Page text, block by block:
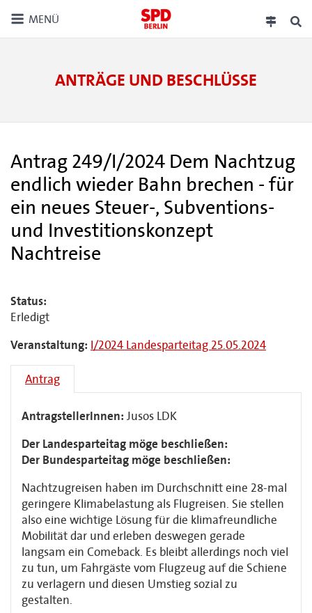
MENÜ
ANTRÄGE UND BESCHLÜSSE
Antrag 249/I/2024 Dem Nachtzug
endlich wieder Bahn brechen - für
ein neues Steuer-, Subventions-
und Investitionskonzept
Nachtreise
Status:
Erledigt
Veranstaltung: I/2024 Landesparteitag 25.05.2024
Antrag
AntragstellerInnen: Jusos LDK
Der Landesparteitag möge beschließen:
Der Bundesparteitag möge beschließen:
Nachtzugreisen haben im Durchschnitt eine 28-mal
geringere Klimabelastung als Flugreisen. Sie stellen
also eine wichtige Lösung für die klimafreundliche
Mobilität dar und erleben deswegen gerade
langsam ein Comeback. Es bleibt allerdings noch viel
zu tun, um Fahrgäste vom Flugzeug auf die Schiene
zu verlagern und diesen Umstieg sozial zu
gestalten.